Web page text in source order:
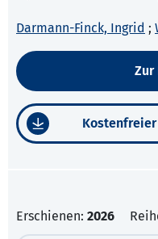
Darmann-Finck, Ingrid ;
Kostenfreier
Erschienen: 2026